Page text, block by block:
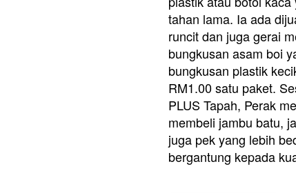
tahan lama. Ia ada
runcit dan juga gerai
bungkusan asam boi
bungkusan plastik
RM1.00 satu paket.
PLUS Tapah, Perak
membeli jambu batu,
juga pek yang lebih
bergantung kepada